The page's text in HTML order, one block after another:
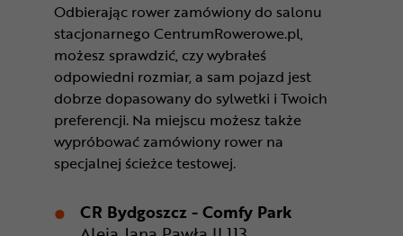
Odbierając rower zamówiony do salonu
stacjonarnego CentrumRowerowe.pl,
możesz sprawdzić, czy wybrałeś
odpowiedni rozmiar, a sam pojazd jest
dobrze dopasowany do sylwetki i Twoich
preferencji. Na miejscu możesz także
wypróbować zamówiony rower na
specjalnej ścieżce testowej.
CR Bydgoszcz - Comfy Park